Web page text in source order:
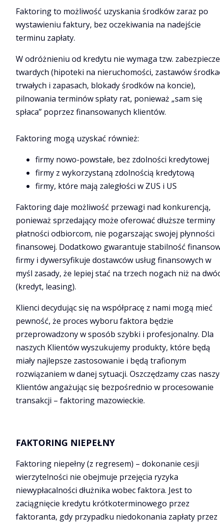
Faktoring to możliwość uzyskania środków zaraz po
wystawieniu faktury, bez oczekiwania na nadejście
terminu zapłaty.
W odróżnieniu od kredytu nie wymaga tzw.
twardych (hipoteki na nieruchomości, zastawów
trwałych i zapasach, blokady środków na koncie),
pilnowania terminów spłaty rat, ponieważ „sam się
spłaca” poprzez finansowanych klientów.
Faktoring mogą uzyskać również:
firmy nowo-powstałe, bez zdolności kredytowej
firmy z wykorzystaną zdolnością kredytową
firmy, które mają zaległości w ZUS i US
Faktoring daje możliwość przewagi nad konkurencją,
ponieważ sprzedający może oferować dłuższe terminy
płatności odbiorcom, nie pogarszając swojej płynności
finansowej. Dodatkowo gwarantuje stabilność
firmy i dywersyfikuje dostawców usług finansowych w
myśl zasady, że lepiej stać na trzech nogach niż na
(kredyt, leasing).
Klienci decydując się na współpracę z nami mogą mieć
pewność, że proces wyboru faktora będzie
przeprowadzony w sposób szybki i profesjonalny. Dla
naszych Klientów wyszukujemy produkty, które będą
miały najlepsze zastosowanie i będą trafionym
rozwiązaniem w danej sytuacji. Oszczędzamy czas
Klientów angażując się bezpośrednio w procesowanie
transakcji – faktoring mazowieckie.
FAKTORING NIEPEŁNY
Faktoring niepełny (z regresem) – dokonanie cesji
wierzytelności nie obejmuje przejęcia ryzyka
niewypłacalności dłużnika wobec faktora. Jest to
zaciągnięcie kredytu krótkoterminowego przez
faktoranta, gdy przypadku niedokonania zapłaty przez